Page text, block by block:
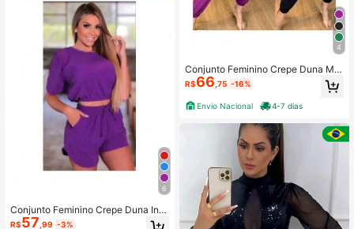
6
Conjunto Feminino Crepe Duna Indi
vidual De Mulher Moda Verão estilo
R$57 ,99 -3%
4
Conjunto Feminino Crepe Duna Mo
da Estilosa Elegante De Mulher Cal
ça e Blusa Fashion
R$66 ,75 -16%
Envio Nacional 4-7 dias